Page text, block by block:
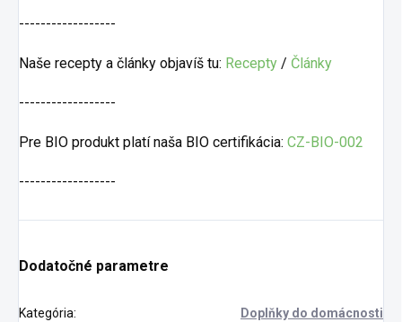
------------------
Naše recepty a články objavíš tu: Recepty / Články
------------------
Pre BIO produkt platí naša BIO certifikácia: CZ-BIO-002
------------------
Dodatočné parametre
Kategória: Doplňky do domácnosti